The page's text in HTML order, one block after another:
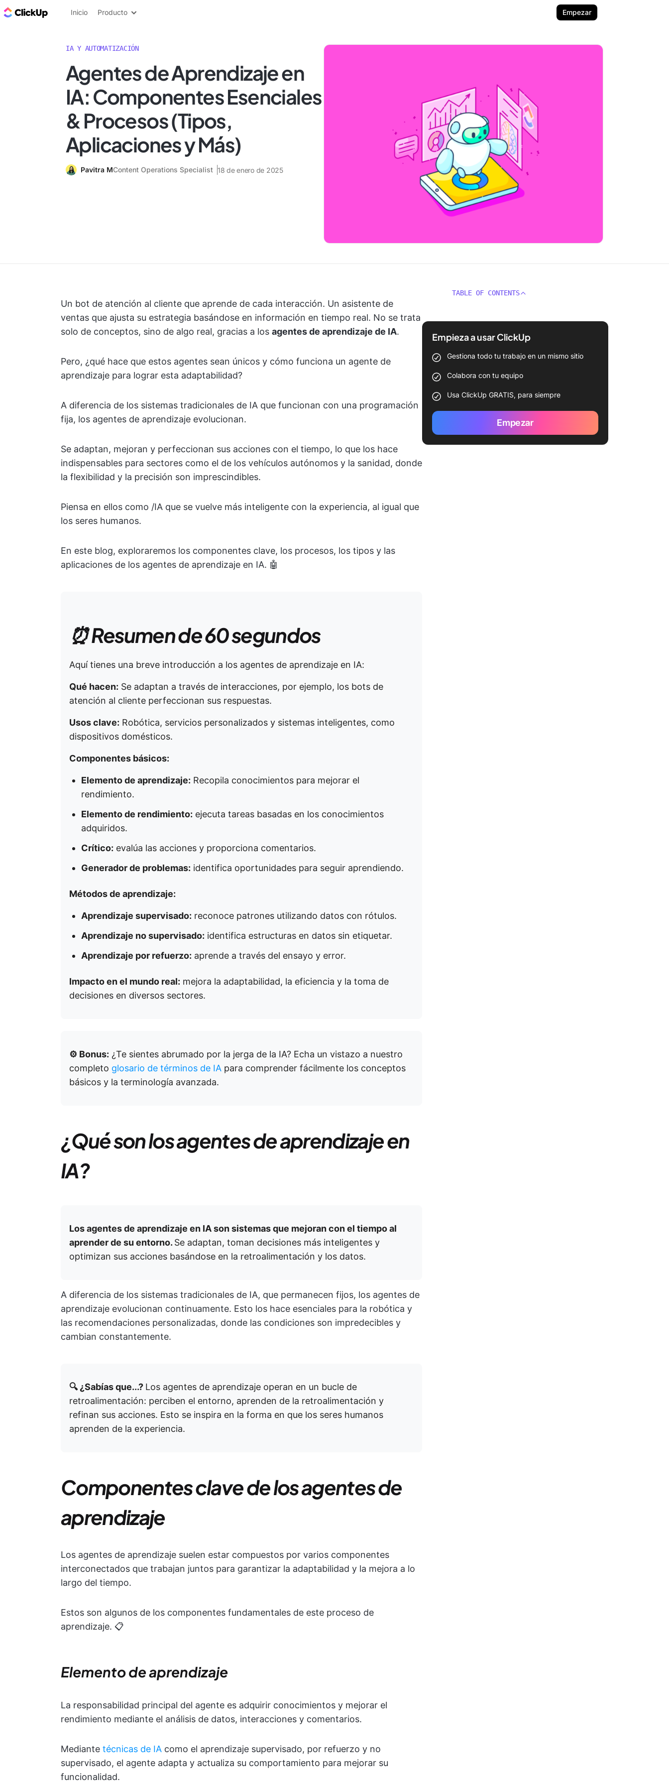
ClickUp Blog
Inicio Producto Empezar
IA Y AUTOMATIZACIÓN
Agentes de Aprendizaje en
IA: Componentes Esenciales
& Procesos (Tipos,
Aplicaciones y Más)
Pavitra MContent Operations Specialist 18 de enero de 2025
Un bot de atención al cliente que aprende de cada interacción. Un asistente de
ventas que ajusta su estrategia basándose en información en tiempo real. No se trata
solo de conceptos, sino de algo real, gracias a los agentes de aprendizaje de IA.
Pero, ¿qué hace que estos agentes sean únicos y cómo funciona un agente de
aprendizaje para lograr esta adaptabilidad?
A diferencia de los sistemas tradicionales de IA que funcionan con una programación
fija, los agentes de aprendizaje evolucionan.
Se adaptan, mejoran y perfeccionan sus acciones con el tiempo, lo que los hace
indispensables para sectores como el de los vehículos autónomos y la sanidad, donde
la flexibilidad y la precisión son imprescindibles.
Piensa en ellos como /IA que se vuelve más inteligente con la experiencia, al igual que
los seres humanos.
En este blog, exploraremos los componentes clave, los procesos, los tipos y las
aplicaciones de los agentes de aprendizaje en IA. 🤖
⏰ Resumen de 60 segundos
Aquí tienes una breve introducción a los agentes de aprendizaje en IA:
Qué hacen: Se adaptan a través de interacciones, por ejemplo, los bots de
atención al cliente perfeccionan sus respuestas.
Usos clave: Robótica, servicios personalizados y sistemas inteligentes, como
dispositivos domésticos.
Componentes básicos:
Elemento de aprendizaje: Recopila conocimientos para mejorar el
rendimiento.
Elemento de rendimiento: ejecuta tareas basadas en los conocimientos
adquiridos.
Crítico: evalúa las acciones y proporciona comentarios.
Generador de problemas: identifica oportunidades para seguir aprendiendo.
Métodos de aprendizaje:
Aprendizaje supervisado: reconoce patrones utilizando datos con rótulos.
Aprendizaje no supervisado: identifica estructuras en datos sin etiquetar.
Aprendizaje por refuerzo: aprende a través del ensayo y error.
Impacto en el mundo real: mejora la adaptabilidad, la eficiencia y la toma de
decisiones en diversos sectores.
⚙️ Bonus: ¿Te sientes abrumado por la jerga de la IA? Echa un vistazo a nuestro
completo glosario de términos de IA para comprender fácilmente los conceptos
básicos y la terminología avanzada.
¿Qué son los agentes de aprendizaje en
IA?
Los agentes de aprendizaje en IA son sistemas que mejoran con el tiempo al
aprender de su entorno. Se adaptan, toman decisiones más inteligentes y
optimizan sus acciones basándose en la retroalimentación y los datos.
A diferencia de los sistemas tradicionales de IA, que permanecen fijos, los agentes de
aprendizaje evolucionan continuamente. Esto los hace esenciales para la robótica y
las recomendaciones personalizadas, donde las condiciones son impredecibles y
cambian constantemente.
🔍 ¿Sabías que...? Los agentes de aprendizaje operan en un bucle de
retroalimentación: perciben el entorno, aprenden de la retroalimentación y
refinan sus acciones. Esto se inspira en la forma en que los seres humanos
aprenden de la experiencia.
Componentes clave de los agentes de
aprendizaje
Los agentes de aprendizaje suelen estar compuestos por varios componentes
interconectados que trabajan juntos para garantizar la adaptabilidad y la mejora a lo
largo del tiempo.
Estos son algunos de los componentes fundamentales de este proceso de
aprendizaje. 📋
Elemento de aprendizaje
La responsabilidad principal del agente es adquirir conocimientos y mejorar el
rendimiento mediante el análisis de datos, interacciones y comentarios.
Mediante técnicas de IA como el aprendizaje supervisado, por refuerzo y no
supervisado, el agente adapta y actualiza su comportamiento para mejorar su
funcionalidad.
TABLE OF CONTENTS
Empieza a usar ClickUp
Gestiona todo tu trabajo en un mismo sitio
Colabora con tu equipo
Usa ClickUp GRATIS, para siempre
Empezar